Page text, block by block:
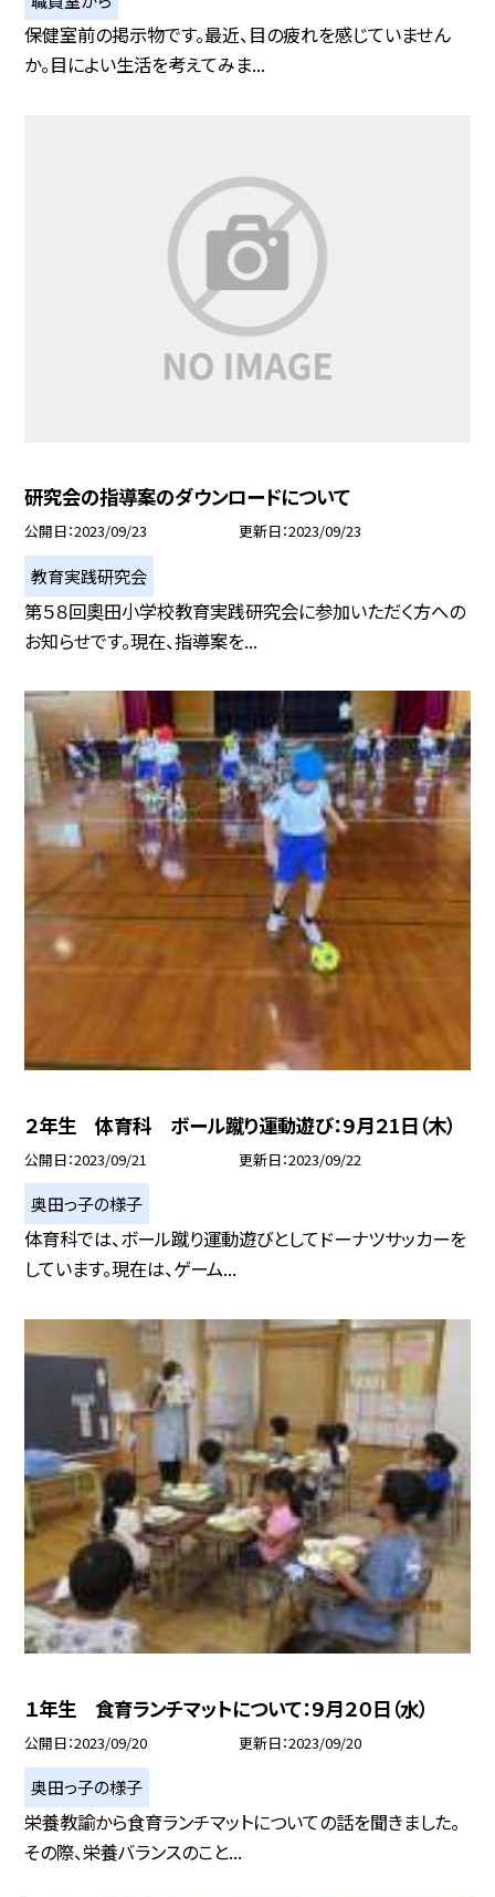
保健室前の掲示物です。最近、目の疲れを感じていません
か。目によい生活を考えてみま...
研究会の指導案のダウンロードについて
公開日 2023/09/23 更新日 2023/09/23
教育実践研究会
第５８回奧田小学校教育実践研究会に参加いただく方への
お知らせです。現在、指導案を...
２年生 体育科 ボール蹴り運動遊び：９月２1日（木）
公開日 2023/09/21 更新日 2023/09/22
奥田っ子の様子
体育科では、ボール蹴り運動遊びとしてドーナツサッカーを
しています。現在は、ゲーム...
１年生 食育ランチマットについて：９月２０日（水）
公開日 2023/09/20 更新日 2023/09/20
奥田っ子の様子
栄養教諭から食育ランチマットについての話を聞きました。
その際、栄養バランスのこと...